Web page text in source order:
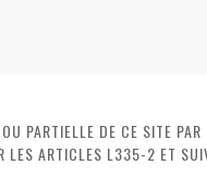
PARTIELLE DE CE SITE
LES ARTICLES L335-2 ET